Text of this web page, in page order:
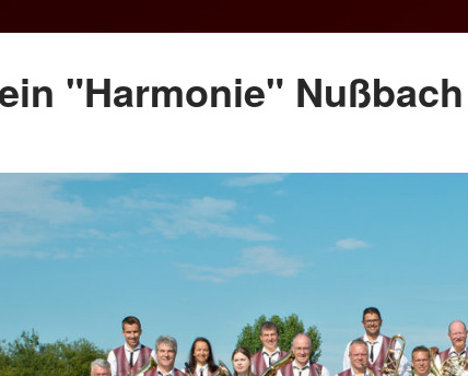
"Harmonie" Nußbach